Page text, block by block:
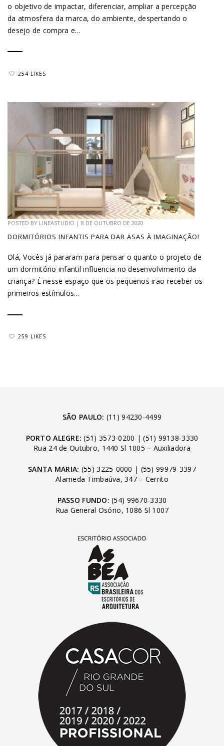
o objetivo de impactar, diferenciar, ampliar a percepção
da atmosfera da marca, do ambiente, despertando o
desejo de compra e...
254 LIKES
POSTED BY LINEASTUDIO | 8 DE OUTUBRO DE 2020
DORMITÓRIOS INFANTIS PARA DAR ASAS À IMAGINAÇÃO!
Olá, Vocês já pararam para pensar o quanto o projeto de
um dormitório infantil influencia no desenvolvimento da
criança? É nesse espaço que os pequenos irão receber os
primeiros estímulos...
259 LIKES
SÃO PAULO: (11) 94230-4499
PORTO ALEGRE: (51) 3573-0200 |(51) 99138-3330
Rua 24 de Outubro, 1440 Sl 1005 – Auxiliadora
SANTA MARIA: (55) 3225-0000 | (55) 99979-3397
Alameda Timbaúva, 347 – Cerrito
PASSO FUNDO: (54) 99670-3330
Rua General Osório, 1086 Sl 1007